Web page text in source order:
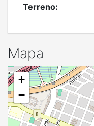
Terreno:
Mapa
+
−